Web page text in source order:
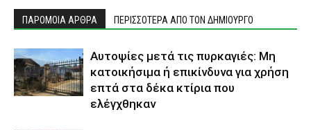
ΠΑΡΟΜΟΙΑ ΑΡΘΡΑ ΠΕΡΙΣΣΟΤΕΡΑ ΑΠΟ ΤΟΝ ΔΗΜΙΟΥΡΓΟ
Αυτοψίες μετά τις πυρκαγιές: Μη
κατοικήσιμα ή επικίνδυνα για χρήση
επτά στα δέκα κτίρια που
ελέγχθηκαν